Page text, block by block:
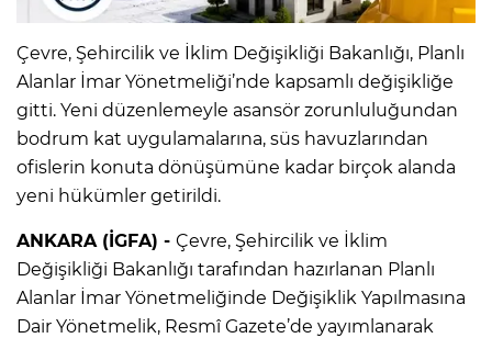
Çevre, Şehircilik ve İklim Değişikliği Bakanlığı, Planlı
Alanlar İmar Yönetmeliği’nde kapsamlı değişikliğe
gitti. Yeni düzenlemeyle asansör zorunluluğundan
bodrum kat uygulamalarına, süs havuzlarından
ofislerin konuta dönüşümüne kadar birçok alanda
yeni hükümler getirildi.
ANKARA (İGFA) - Çevre, Şehircilik ve İklim
Değişikliği Bakanlığı tarafından hazırlanan Planlı
Alanlar İmar Yönetmeliğinde Değişiklik Yapılmasına
Dair Yönetmelik, Resmî Gazete’de yayımlanarak